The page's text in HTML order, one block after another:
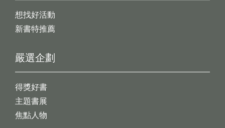
想找好活動
新書特推薦
嚴選企劃
得獎好書
主題書展
焦點人物